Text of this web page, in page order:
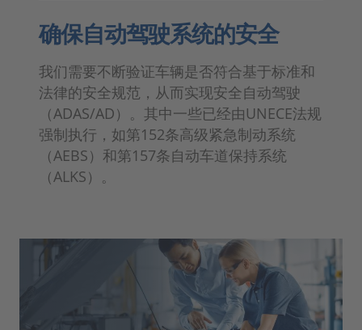
确保自动驾驶系统的安全
我们需要不断验证车辆是否符合基于标准和
法律的安全规范，从而实现安全自动驾驶
（ADAS/AD）。其中一些已经由UNECE法规
强制执行，如第152条高级紧急制动系统
（AEBS）和第157条自动车道保持系统
（ALKS）。